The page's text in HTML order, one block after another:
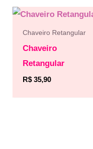
Chaveiro Retangular
Chaveiro
Retangular
R$35,90